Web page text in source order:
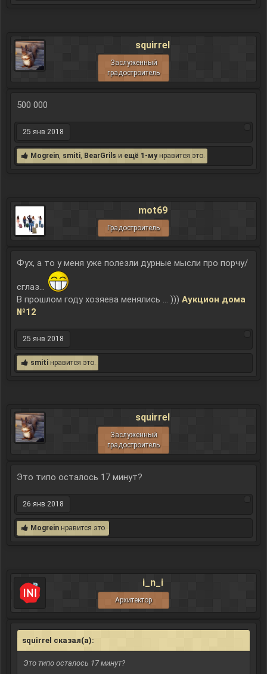
squirrel
Заслуженный
градостроитель
500 000
25 янв 2018
Mogrein, smiti, BearGrils и ещё 1-мунравится это.
mot69
Градостроитель
Фух, а то у меня уже полезли дурные мысли про порчу/
сглаз...
В прошлом году хозяева менялись ... ))) Аукцион дома
№12
25 янв 2018
smiti нравится это.
squirrel
Заслуженный
градостроитель
Это типо осталось 17 минут?
26 янв 2018
Mogrein нравится это.
i_n_i
Архитектор
squirrel сказал(а):
Это типо осталось 17 минут?